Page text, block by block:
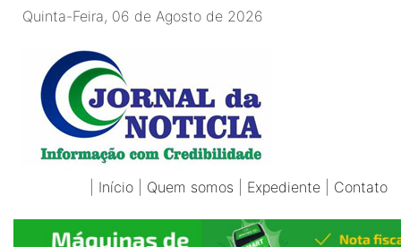
Quinta-Feira, 06 de Agosto de 2026
Início Quem somos Expediente Contato